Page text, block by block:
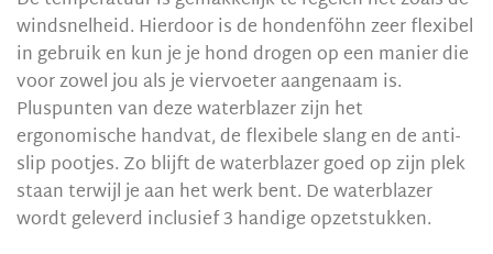
windsnelheid. Hierdoor is de hondenföhn zeer flexibel
in gebruik en kun je je hond drogen op een manier die
voor zowel jou als je viervoeter aangenaam is.
Pluspunten van deze waterblazer zijn het
ergonomische handvat, de flexibele slang en de anti-
slip pootjes. Zo blijft de waterblazer goed op zijn plek
staan terwijl je aan het werk bent. De waterblazer
wordt geleverd inclusief 3 handige opzetstukken.